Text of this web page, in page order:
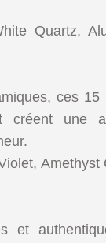
Quartz,
ces 15
une
Amethyst
et